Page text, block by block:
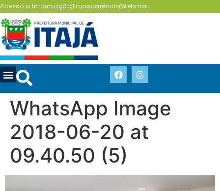
Acesso a InformaçãoTransparênciaWebmail
WhatsApp Image
2018-06-20 at
09.40.50 (5)